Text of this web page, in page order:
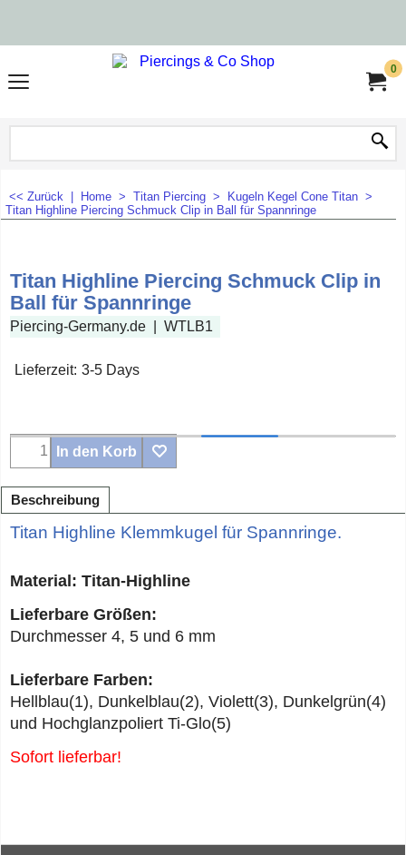
0
<< Zurück Home > Titan Piercing > Kugeln Kegel Cone Titan >
Titan Highline Piercing Schmuck Clip in Ball für Spannringe
Titan Highline Piercing Schmuck Clip in
Ball für Spannringe
Piercing-Germany.de WTLB1
Lieferzeit: 3-5 Days
In den Korb
Beschreibung
Titan Highline Klemmkugel für Spannringe.
Material: Titan-Highline
Lieferbare Größen:
Durchmesser 4, 5 und 6 mm
Lieferbare Farben:
Hellblau(1), Dunkelblau(2), Violett(3), Dunkelgrün(4)
und Hochglanzpoliert Ti-Glo(5)
Sofort lieferbar!